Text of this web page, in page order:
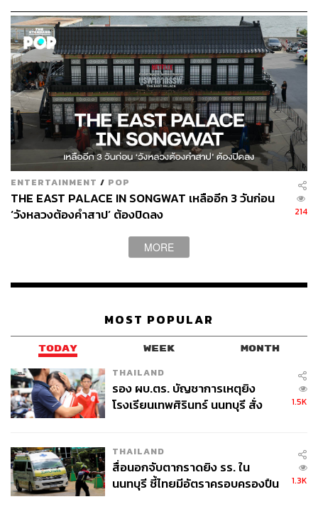
395
ABOUT THE AUTHOR
จิรันธนิน กมลเลิศ
Content Creator ประจำ THE STANDARD
WEALTH
ENTERTAINMENT / POP
THE EAST PALACE IN SONGWAT เหลืออีก 3 วันก่อน
‘วังหลวงต้องคำสาป’ ต้องปิดลง
214
MORE
MOST POPULAR
TODAY WEEK MONTH
THAILAND
รอง ผบ.ตร. บัญชาการเหตุยิง
โรงเรียนเทพศิรินทร์ นนทบุรี สั่ง
1.5K
THAILAND
สื่อนอกจับตากราดยิง รร. ใน
นนทบุรี ชี้ไทยมีอัตราครอบครองปืน
1.3K